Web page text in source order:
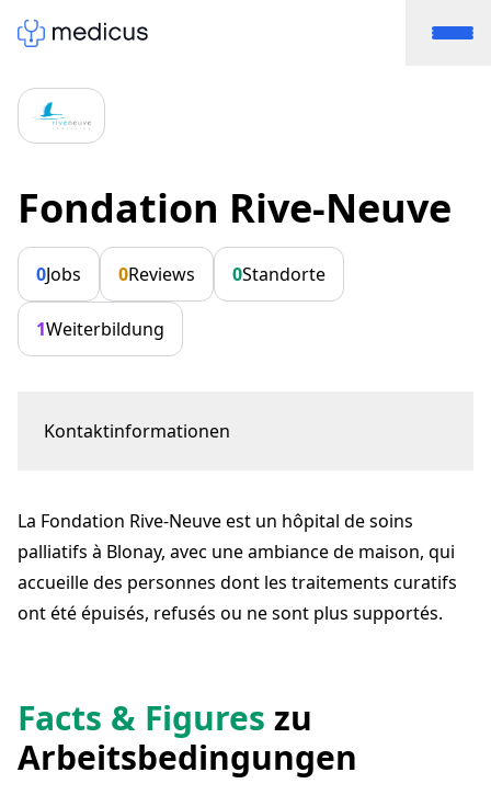
Fondation Rive-Neuve
0Jobs 0Reviews 0Standorte
1Weiterbildung
Kontaktinformationen
info@riveneuve.ch
+41 21 967 16 16
La Fondation Rive-Neuve est un hôpital de soins
palliatifs à Blonay, avec une ambiance de maison, qui
accueille des personnes dont les traitements curatifs
ont été épuisés, refusés ou ne sont plus supportés.
Facts & Figures zu
Arbeitsbedingungen